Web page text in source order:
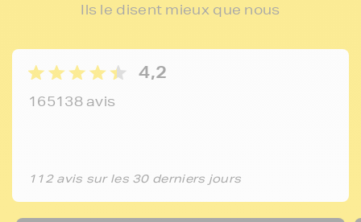
Ils le disent mieux que nous
4,2
165138 avis
112 avis sur les 30 derniers jours